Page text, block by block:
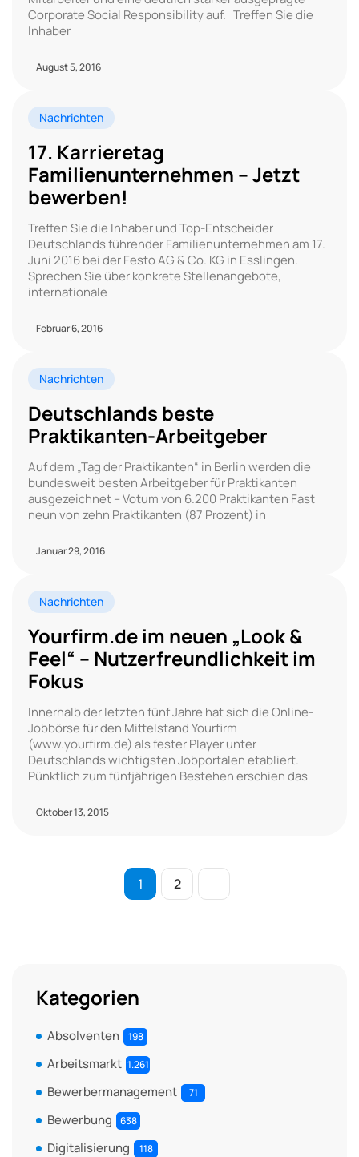
Corporate Social Responsibility auf. Treffen Sie die
Inhaber
August 5, 2016
Nachrichten
17. Karrieretag
Familienunternehmen – Jetzt
bewerben!
Treffen Sie die Inhaber und Top-Entscheider
Deutschlands führender Familienunternehmen am 17.
Juni 2016 bei der Festo AG & Co. KG in Esslingen.
Sprechen Sie über konkrete Stellenangebote,
internationale
Februar 6, 2016
Nachrichten
Deutschlands beste
Praktikanten-Arbeitgeber
Auf dem „Tag der Praktikanten“ in Berlin werden die
bundesweit besten Arbeitgeber für Praktikanten
ausgezeichnet – Votum von 6.200 Praktikanten Fast
neun von zehn Praktikanten (87 Prozent) in
Januar 29, 2016
Nachrichten
Yourfirm.de im neuen „Look &
Feel“ – Nutzerfreundlichkeit im
Fokus
Innerhalb der letzten fünf Jahre hat sich die Online-
Jobbörse für den Mittelstand Yourfirm
(www.yourfirm.de) als fester Player unter
Deutschlands wichtigsten Jobportalen etabliert.
Pünktlich zum fünfjährigen Bestehen erschien das
Oktober 13, 2015
1 2
Kategorien
Absolventen 198
Arbeitsmarkt 1.261
Bewerbermanagement 71
Bewerbung 638
Digitalisierung 118